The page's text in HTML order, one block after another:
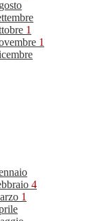
1
1
4
1